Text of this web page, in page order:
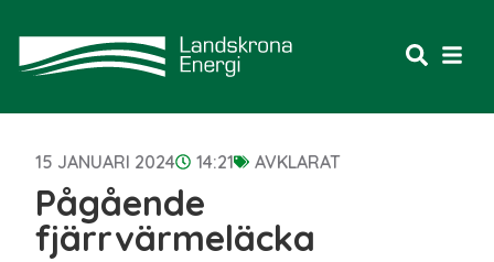
15 JANUARI 2024 14:21 AVKLARAT
Pågående
fjärrvärmeläcka